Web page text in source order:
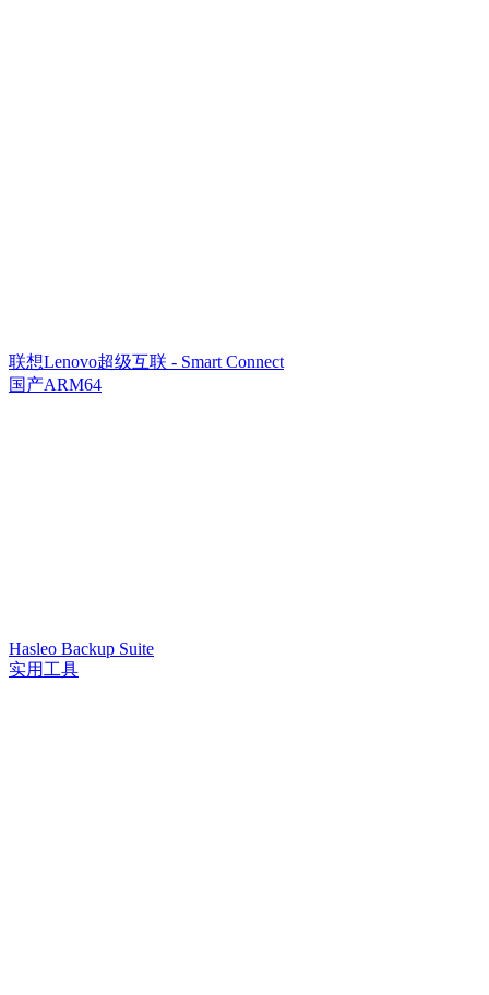
联想Lenovo超级互联 - Smart Connect
国产ARM64
Hasleo Backup Suite
实用工具